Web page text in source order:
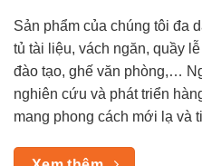
Sản phẩm của chúng tôi đa
tủ tài liệu, vách ngăn, quầy
đào tạo, ghế văn phòng,…
nghiên cứu và phát triển
mang phong cách mới lạ và